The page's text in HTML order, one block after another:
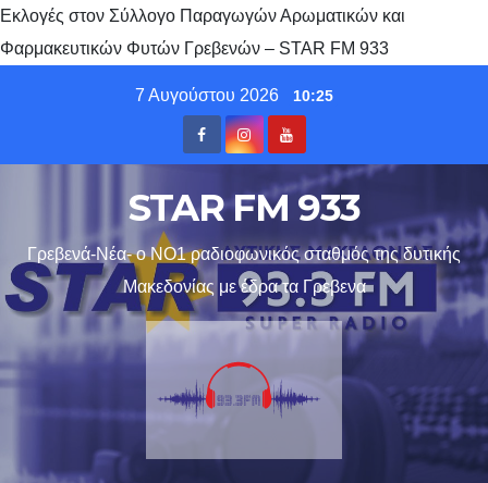
Εκλογές στον Σύλλογο Παραγωγών Αρωματικών και
Φαρμακευτικών Φυτών Γρεβενών – STAR FM 933
7 Αυγούστου 2026 10:25
STAR FM 933
Γρεβενά-Νέα- ο ΝΟ1 ραδιοφωνικός σταθμός της δυτικής
Μακεδονίας με έδρα τα Γρεβενα